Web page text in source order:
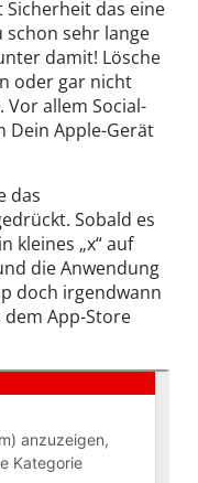
Sicherheit das eine
sehr lange
damit! Lösche
oder gar nicht
allem Social-
Dein Apple-Gerät
das
Sobald es
kleines „x“ auf
die Anwendung
doch irgendwann
dem App-Store